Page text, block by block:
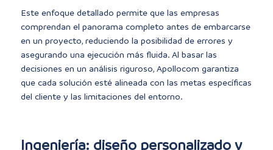
Este enfoque detallado permite que las empresas
comprendan el panorama completo antes de embarcarse
en un proyecto, reduciendo la posibilidad de errores y
asegurando una ejecución más fluida. Al basar las
decisiones en un análisis riguroso, Apollocom garantiza
que cada solución esté alineada con las metas específicas
del cliente y las limitaciones del entorno.
Ingeniería: diseño personalizado y